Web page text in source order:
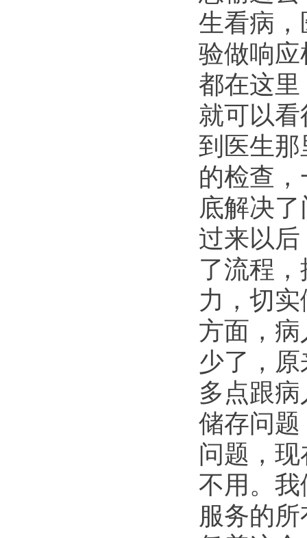
生看病
验做响
都在这
就可以
到医生
的检查
底解决
过来以
了流程
力，切
方面，
少了，
多点跟
储存问
问题，
不用。
服务的